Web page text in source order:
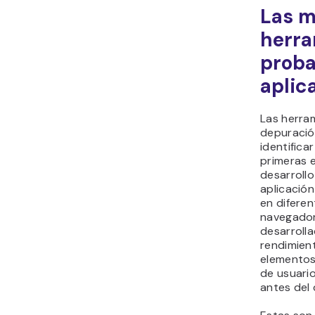
Las
Las
primeras
en
de
antes del